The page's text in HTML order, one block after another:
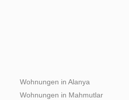
Wohnungen in Alanya
Wohnungen in Mahmutlar